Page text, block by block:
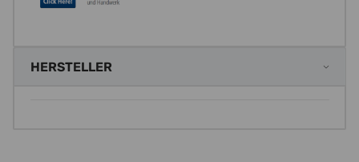
HERSTELLER